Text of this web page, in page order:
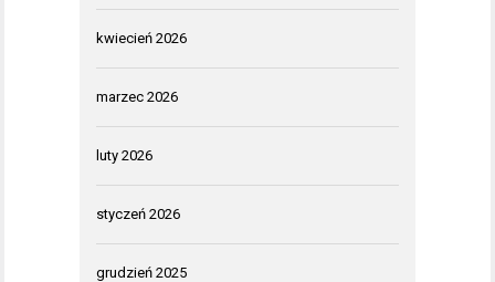
kwiecień 2026
marzec 2026
luty 2026
styczeń 2026
grudzień 2025